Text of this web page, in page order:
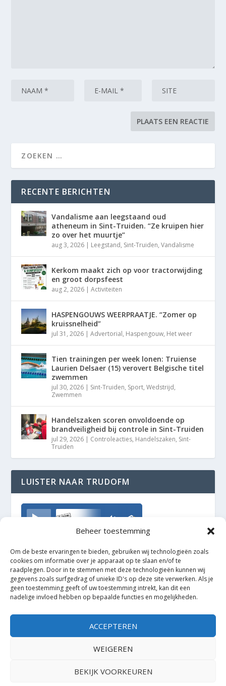
Beheer toestemming
Om de beste ervaringen te bieden, gebruiken wij technologieën zoals
cookies om informatie over je apparaat op te slaan en/of te
raadplegen. Door in te stemmen met deze technologieën kunnen wij
gegevens zoals surfgedrag of unieke ID's op deze site verwerken. Als je
geen toestemming geeft of uw toestemming intrekt, kan dit een
nadelige invloed hebben op bepaalde functies en mogelijkheden.
ACCEPTEREN
WEIGEREN
BEKIJK VOORKEUREN
RECENTE BERICHTEN
Vandalisme aan leegstaand oud
atheneum in Sint-Truiden. “Ze kruipen hier
zo over het muurtje”
aug 3, 2026 | Leegstand, Sint-Truiden,Vandalisme
Kerkom maakt zich op voor tractorwijding
en groot dorpsfeest
aug 2, 2026 |Activiteiten
HASPENGOUWS WEERPRAATJE. “Zomer op
kruissnelheid”
jul 31, 2026 |Advertorial, Haspengouw, Het weer
Tien trainingen per week lonen: Truiense
Laurien Delsaer (15) verovert Belgische titel
zwemmen
jul 30, 2026 | Sint-Truiden, Sport,Wedstrijd,
Zwemmen
Handelszaken scoren onvoldoende op
brandveiligheid bij controle in Sint-Truiden
jul 29, 2026 | Controleacties, Handelszaken, Sint-
Truiden
LUISTER NAAR TRUDOFM
TrudoFM
Elegant Themes| Mogelijk gemaakt door